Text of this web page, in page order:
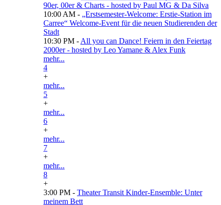
90er, 00er & Charts - hosted by Paul MG & Da Silva
10:00 AM - „Erstsemester-Welcome: Erstie-Station im
Carree“ Welcome-Event für die neuen Studierenden der
Stadt
10:30 PM - All you can Dance! Feiern in den Feiertag
2000er - hosted by Leo Yamane & Alex Funk
mehr...
4
+
mehr...
5
+
mehr...
6
+
mehr...
7
+
mehr...
8
+
3:00 PM - Theater Transit Kinder-Ensemble: Unter
meinem Bett